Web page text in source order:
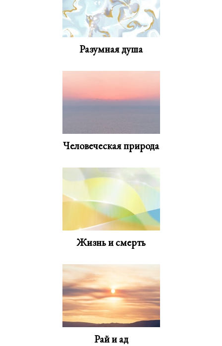
Разумная душа
Человеческая природа
Жизнь и смерть
Рай и ад